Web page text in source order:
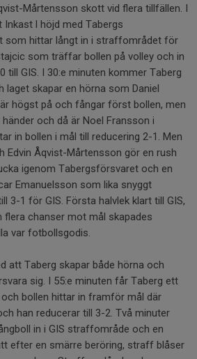
Mårtensson skott vid flera tillfällen. I
Inkast l höjd med Tabergs
som hittar långt in i straffområdet för
som träffar bollen på volley och in
till GIS. I 30:e minuten kommer Taberg
laget skapar en hörna som Daniel
högst på och fångar först bollen, men
och då är Noel Fransson i
in bollen i mål till reducering 2-1. Men
Edvin Åqvist-Mårtensson gör en rush
igenom Tabergsförsvaret och en
Emanuelsson som lika snyggt
3-1 för GIS. Första halvlek klart till GIS,
chanser mot mål skapades
var fotbollsgodis.
att Taberg skapar både hörna och
sig. I 55:e minuten får Taberg ett
och bollen hittar in framför mål där
han reducerar till 3-2. Två minuter
in i GIS straffområde och en
efter en smärre beröring, straff blåser